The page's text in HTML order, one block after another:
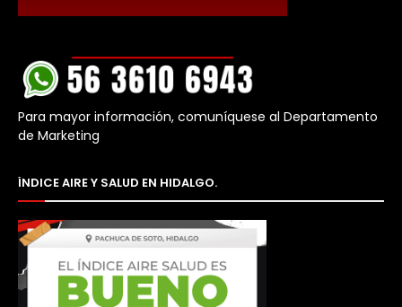
Para mayor información, comuníquese al Departamento
de Marketing
ÍNDICE AIRE Y SALUD EN HIDALGO.